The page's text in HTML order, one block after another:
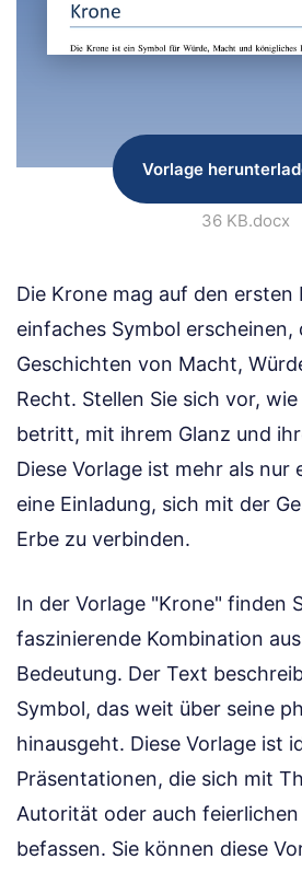
Vorlage
36 KB.docx
Die Krone mag auf den ersten
einfaches Symbol erscheinen,
Geschichten von Macht,
Recht. Stellen Sie sich vor, wie
betritt, mit ihrem Glanz und
Diese Vorlage ist mehr als nur
eine Einladung, sich mit der
Erbe zu verbinden.
In der Vorlage "Krone" finden
faszinierende Kombination
Bedeutung. Der Text
Symbol, das weit über seine
hinausgeht. Diese Vorlage ist
Präsentationen, die sich mit
Autorität oder auch feierlichen
befassen. Sie können diese